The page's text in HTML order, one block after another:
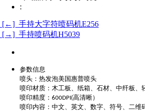
:
[←] 手持大字符喷码机E256
[→] 手持喷码机H5039
参数信息
喷头：热发泡美国惠普喷头
喷印材质：木工板、纸箱、石材、中纤板
喷印精度： 600DPI(高清晰）
喷印内容：中文、英文、数字、符号、二